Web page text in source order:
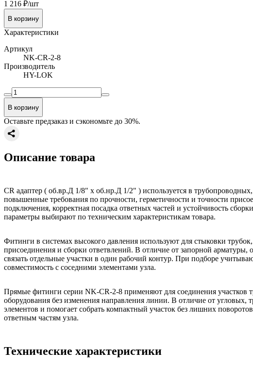
1 216 ₽/шт
В корзину
Характеристики
Артикул
NK-CR-2-8
Производитель
HY-LOK
В корзину
Оставьте предзаказ и сэкономьте до 30%.
Описание товара
Прямые фитинги серии NK-CR-2-8 применяют для соединения
оборудования без изменения направления линии. В отличие от угловых,
элементов и помогает собрать компактный участок без лишних
ответным частям узла.
Фитинги в системах высокого давления используют для стыковки
присоединения и сборки ответвлений. В отличие от запорной
связать отдельные участки в один рабочий контур. При подборе
совместимость с соседними элементами узла.
CR адаптер ( об.вр.Д 1/8" x об.нр.Д 1/2" ) используется в
повышенные требования по прочности, герметичности и точности
подключения, корректная посадка ответных частей и устойчивость
параметры выбирают по техническим характеристикам товара.
Технические характеристики